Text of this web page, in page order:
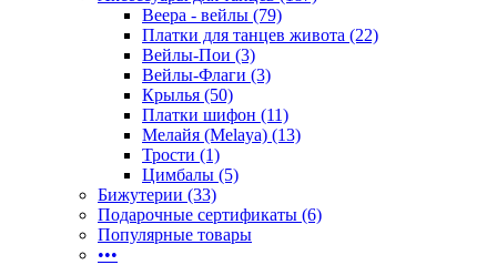
Веера - вейлы (79)
Платки для танцев живота (22)
Вейлы-Пои (3)
Вейлы-Флаги (3)
Крылья (50)
Платки шифон (11)
Мелайя (Melaya) (13)
Трости (1)
Цимбалы (5)
Бижутерии (33)
Подарочные сертификаты (6)
Популярные товары
•••